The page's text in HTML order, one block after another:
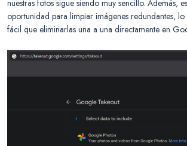
nuestras fotos sigue siendo muy sencillo. Además,
oportunidad para limpiar imágenes redundantes,
fácil que eliminarlas una a una directamente en